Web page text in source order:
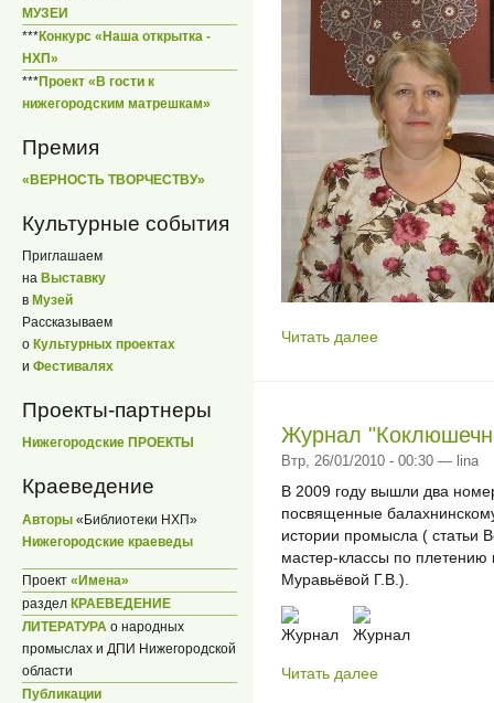
МУЗЕИ
***Конкурс «Наша открытка -
НХП»
***Проект «В гости к
нижегородским матрешкам»
Премия
«ВЕРНОСТЬ ТВОРЧЕСТВУ»
Культурные события
Приглашаем
на Выставку
в Музей
Рассказываем
о Культурных проектах
и Фестивалях
Проекты-партнеры
Нижегородские ПРОЕКТЫ
Краеведение
Авторы «Библиотеки НХП»
Нижегородские краеведы
Проект «Имена»
раздел КРАЕВЕДЕНИЕ
ЛИТЕРАТУРА о народных
промыслах и ДПИ Нижегородской
области
Публикации
Читать далее
Журнал
Втр, 26/01/2010 - 00:30 — lina
В 2009 году вышли два
посвященные
истории промысла ( статьи
мастер-классы по плетению
Муравьёвой Г.В.).
Читать далее